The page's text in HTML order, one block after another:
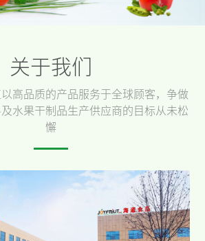
关于我们
高品质的产品服务于全球顾客，争做
水果干制品生产供应商的目标从未松
懈